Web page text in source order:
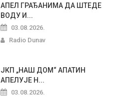
АПЕЛ ГРАЂАНИМА ДА ШТЕДЕ
ВОДУ И...
03.08.2026.
Radio Dunav
ЈКП „НАШ ДОМ“ АПАТИН
АПЕЛУЈЕ Н...
03.08.2026.